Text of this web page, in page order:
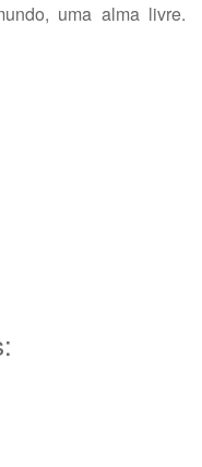
uma alma livre.